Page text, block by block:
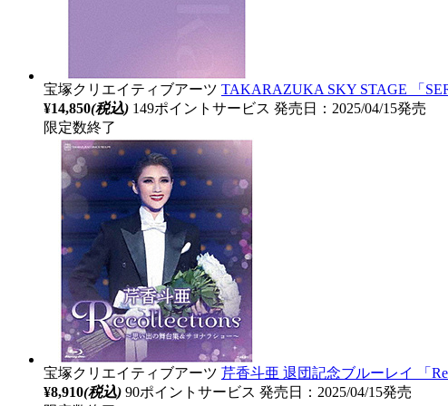
宝塚クリエイティブアーツ TAKARAZUKA SKY STAGE 「
¥14,850(税込) 149ポイントサービス 発売日：2025/04/15発売
限定数終了
宝塚クリエイティブアーツ 芹香斗亜 退団記念ブルーレイ 「
¥8,910(税込) 90ポイントサービス 発売日：2025/04/15発売